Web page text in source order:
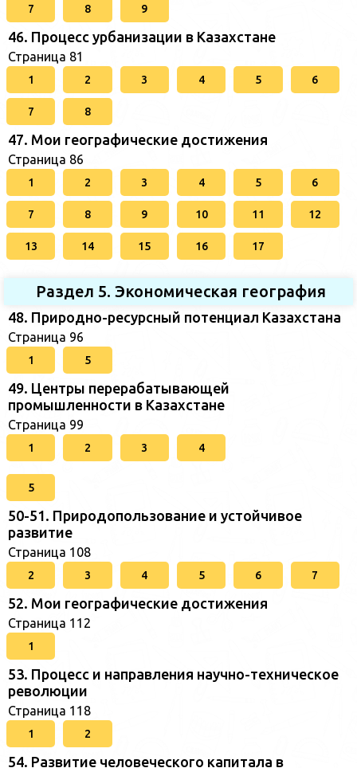
7 8 9
46. Процесс урбанизации в Казахстане
Страница 81
1 2 3 4 5 6
7 8
47. Мои географические достижения
Страница 86
1 2 3 4 5 6
7 8 9 10 11 12
13 14 15 16 17
Раздел 5. Экономическая география
48. Природно-ресурсный потенциал Казахстана
Страница 96
1 5
49. Центры перерабатывающей
промышленности в Казахстане
Страница 99
1 2 3 4
5
50-51. Природопользование и устойчивое
развитие
Страница 108
2 3 4 5 6 7
52. Мои географические достижения
Страница 112
1
53. Процесс и направления научно-техническое
революции
Страница 118
1 2
54. Развитие человеческого капитала в